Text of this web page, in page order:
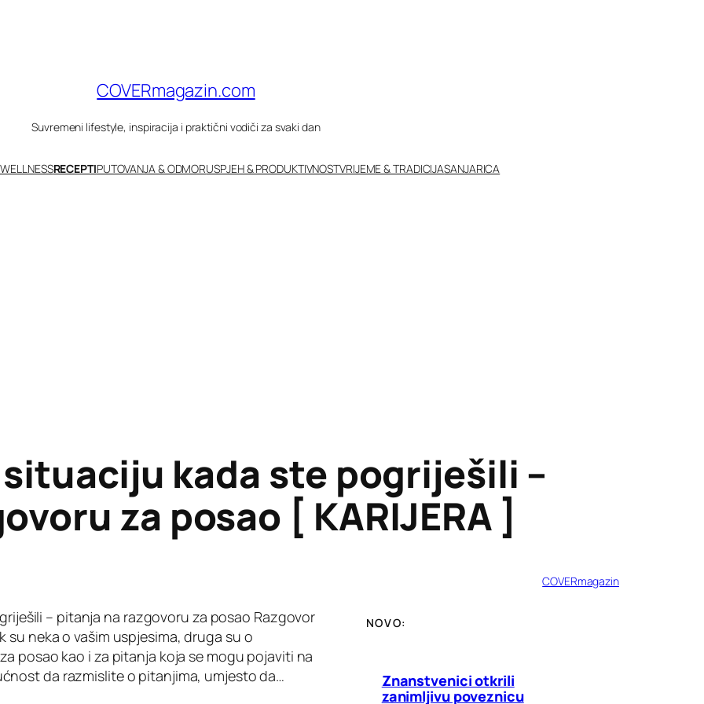
COVERmagazin.com
Suvremeni lifestyle, inspiracija i praktični vodiči za svaki dan
RECEPTIPUTOVANJA & ODMORUSPJEH & PRODUKTIVNOSTVRIJEME & TRADICIJASANJARICA
kada ste pogriješili –
za posao [ KARIJERA ]
COVERmagazin
– pitanja na razgovoru za posao Razgovor
neka o vašim uspjesima, druga su o
posao kao i za pitanja koja se mogu pojaviti na
da razmislite o pitanjima, umjesto da…
NOVO:
Znanstvenici otkrili
zanimljivu poveznicu